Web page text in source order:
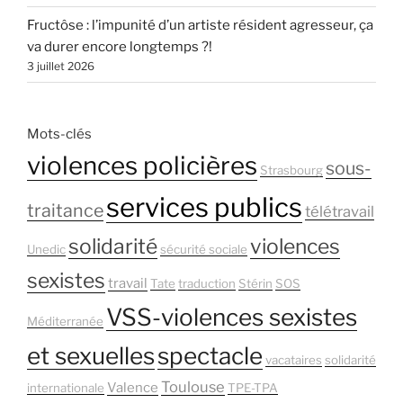
Fructôse : l’impunité d’un artiste résident agresseur, ça
va durer encore longtemps ?!
3 juillet 2026
Mots-clés
violences policières Strasbourgsous-
traitanceservices publics télétravail
Unedicsolidaritésécurité sociale violences
sexistes travail Tate traduction Stérin SOS
Méditerranée VSS-violences sexistes
et sexuellesspectacle vacataires solidarité
internationale Valence Toulouse TPE-TPA